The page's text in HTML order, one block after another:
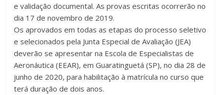
e validação documental. As provas escritas ocorrerão no
dia 17 de novembro de 2019.
Os aprovados em todas as etapas do processo seletivo
e selecionados pela Junta Especial de Avaliação (JEA)
deverão se apresentar na Escola de Especialistas de
Aeronáutica (EEAR), em Guaratinguetá (SP), no dia 28 de
junho de 2020, para habilitação à matrícula no curso que
terá duração de dois anos.